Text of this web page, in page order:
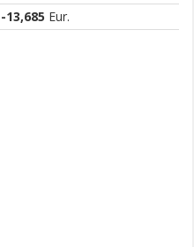
-13,685 Eur.